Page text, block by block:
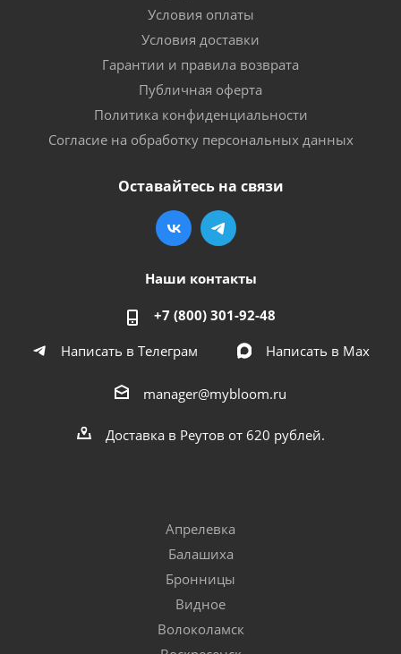
Условия оплаты
Условия доставки
Гарантии и правила возврата
Публичная оферта
Политика конфиденциальности
Согласие на обработку персональных данных
Оставайтесь на связи
Наши контакты
+7 (800) 301-92-48
Написать в Телеграм
Написать в Мах
manager@mybloom.ru
Доставка в Реутов от 620 рублей.
Апрелевка
Балашиха
Бронницы
Видное
Волоколамск